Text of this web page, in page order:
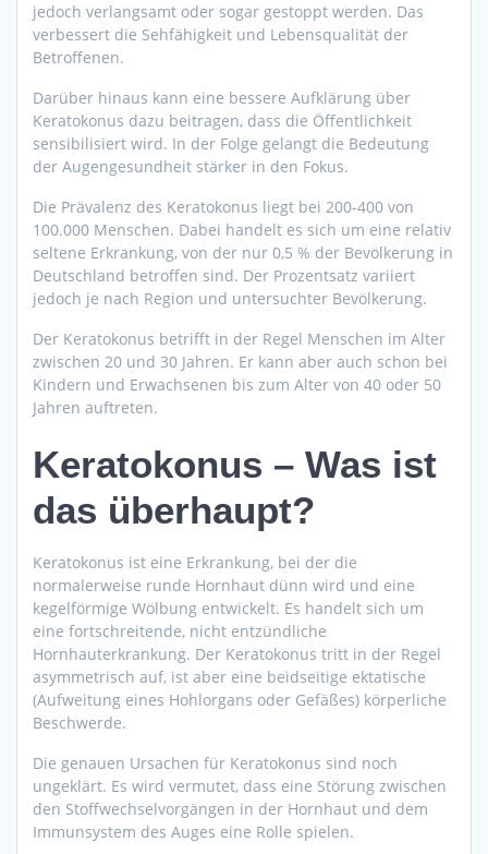
jedoch verlangsamt oder sogar gestoppt werden. Das
verbessert die Sehfähigkeit und Lebensqualität der
Betroffenen.
Darüber hinaus kann eine bessere Aufklärung über
Keratokonus dazu beitragen, dass die Öffentlichkeit
sensibilisiert wird. In der Folge gelangt die Bedeutung
der Augengesundheit stärker in den Fokus.
Die Prävalenz des Keratokonus liegt bei 200-400 von
100.000 Menschen. Dabei handelt es sich um eine relativ
seltene Erkrankung, von der nur 0,5 % der Bevölkerung in
Deutschland betroffen sind. Der Prozentsatz variiert
jedoch je nach Region und untersuchter Bevölkerung.
Der Keratokonus betrifft in der Regel Menschen im Alter
zwischen 20 und 30 Jahren. Er kann aber auch schon bei
Kindern und Erwachsenen bis zum Alter von 40 oder 50
Jahren auftreten.
Keratokonus – Was ist
das überhaupt?
Keratokonus ist eine Erkrankung, bei der die
normalerweise runde Hornhaut dünn wird und eine
kegelförmige Wölbung entwickelt. Es handelt sich um
eine fortschreitende, nicht entzündliche
Hornhauterkrankung. Der Keratokonus tritt in der Regel
asymmetrisch auf, ist aber eine beidseitige ektatische
(Aufweitung eines Hohlorgans oder Gefäßes) körperliche
Beschwerde.
Die genauen Ursachen für Keratokonus sind noch
ungeklärt. Es wird vermutet, dass eine Störung zwischen
den Stoffwechselvorgängen in der Hornhaut und dem
Immunsystem des Auges eine Rolle spielen.